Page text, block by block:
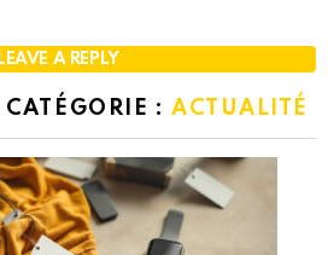
LEAVE A REPLY
: ACTUALITÉ